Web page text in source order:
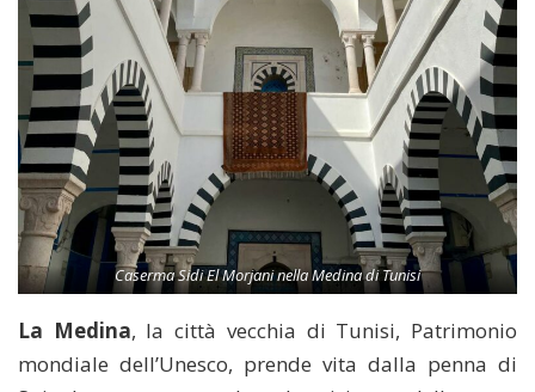
Caserma Sidi El Morjani nella Medina di Tunisi
La Medina, la città vecchia di Tunisi, Patrimonio
mondiale dell’Unesco, prende vita dalla penna di